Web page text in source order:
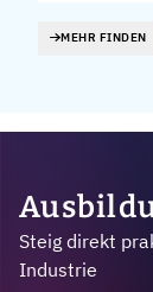
MEHR FINDEN
Steig direkt
Industrie